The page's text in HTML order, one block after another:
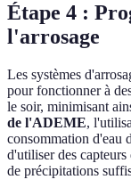
Étape 4 :
l'arrosage
Les systèmes
pour fonctionner à
le soir, minimisant
de l'ADEME,
consommation d'eau
d'utiliser des
de précipitations